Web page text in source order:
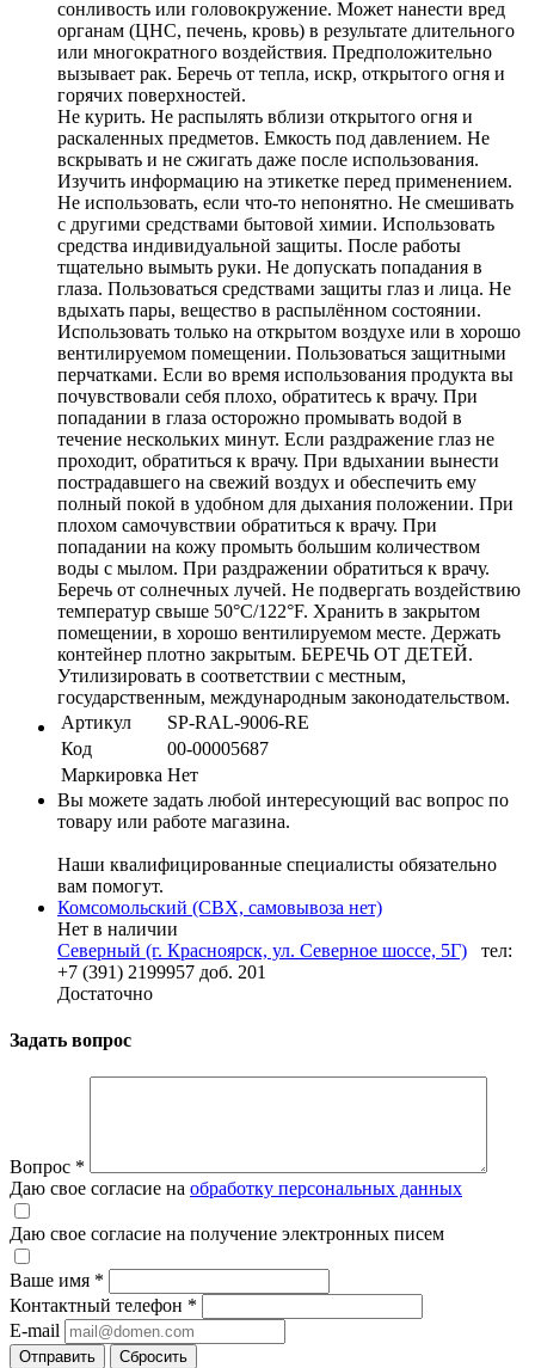
сонливость или головокружение. Может нанести вред
органам (ЦНС, печень, кровь) в результате длительного
или многократного воздействия. Предположительно
вызывает рак. Беречь от тепла, искр, открытого огня и
горячих поверхностей.
Не курить. Не распылять вблизи открытого огня и
раскаленных предметов. Емкость под давлением. Не
вскрывать и не сжигать даже после использования.
Изучить информацию на этикетке перед применением.
Не использовать, если что-то непонятно. Не смешивать
с другими средствами бытовой химии. Использовать
средства индивидуальной защиты. После работы
тщательно вымыть руки. Не допускать попадания в
глаза. Пользоваться средствами защиты глаз и лица. Не
вдыхать пары, вещество в распылённом состоянии.
Использовать только на открытом воздухе или в хорошо
вентилируемом помещении. Пользоваться защитными
перчатками. Если во время использования продукта вы
почувствовали себя плохо, обратитесь к врачу. При
попадании в глаза осторожно промывать водой в
течение нескольких минут. Если раздражение глаз не
проходит, обратиться к врачу. При вдыхании вынести
пострадавшего на свежий воздух и обеспечить ему
полный покой в удобном для дыхания положении. При
плохом самочувствии обратиться к врачу. При
попадании на кожу промыть большим количеством
воды с мылом. При раздражении обратиться к врачу.
Беречь от солнечных лучей. Не подвергать воздействию
температур свыше 50°C/122°F. Хранить в закрытом
помещении, в хорошо вентилируемом месте. Держать
контейнер плотно закрытым. БЕРЕЧЬ ОТ ДЕТЕЙ.
Утилизировать в соответствии с местным,
государственным, международным законодательством.
Артикул
SP-RAL-9006-RE
Код
00-00005687
Маркировка Нет
Вы можете задать любой интересующий вас вопрос по
товару или работе магазина.
Наши квалифицированные специалисты обязательно
вам помогут.
Комсомольский (СВХ, самовывоза нет)
Нет в наличии
Северный (г. Красноярск, ул. Северное шоссе, 5Г)
тел:
+7 (391) 2199957 доб. 201
Достаточно
Задать вопрос
Вопрос *
Даю свое согласие на обработку персональных данных
Даю свое согласие на получение электронных писем
Ваше имя *
Контактный телефон *
E-mail
Отправить Сбросить